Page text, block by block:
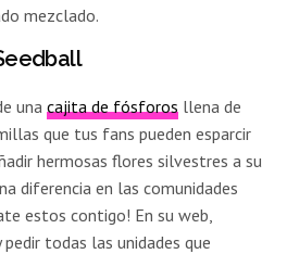
mezclado.
unacajita de fósforos llena de
que tus fans pueden esparcir
hermosas flores silvestres a su
diferencia en las comunidades
estos contigo! En su web,
todas las unidades que